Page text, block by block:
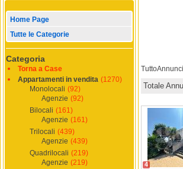
Home Page
Tutte le Categorie
Categoria
Torna a Case
Appartamenti in vendita (1270)
Monolocali (92)
Agenzie (92)
Bilocali (161)
Agenzie (161)
Trilocali (439)
Agenzie (439)
Quadrilocali (219)
Agenzie (219)
TuttoAnnunci
Totale
4